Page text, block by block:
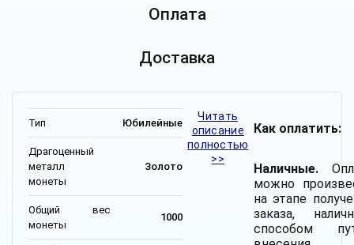
Оплата
Доставка
Тип Юбилейные
Драгоценный
металл
монеты
Золото
Общий вес
монеты
1000
Читать
описание
полностью
>>
Как оплатить:
Наличные.
можно
на этапе
заказа,
способом